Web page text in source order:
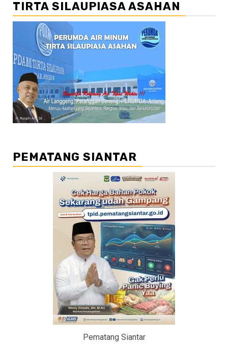
TIRTA SILAUPIASA ASAHAN
PEMATANG SIANTAR
Pematang Siantar